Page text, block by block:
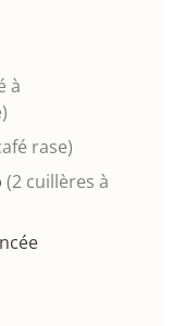
à
rase)
(2 cuillères à